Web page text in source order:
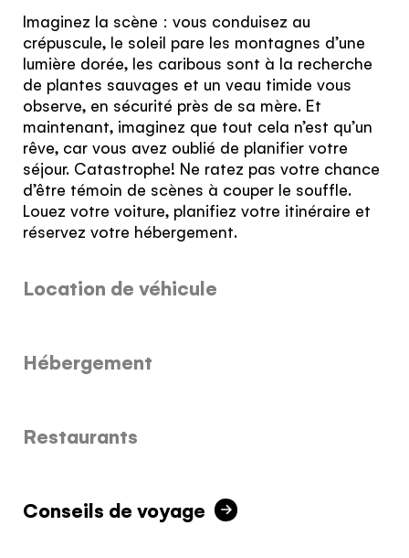
Le quiz du
Yukon
vous faut pour rendre votre voyage des plus
plaisants!
Imaginez la scène : vous conduisez au
crépuscule, le soleil pare les montagnes d’une
lumière dorée, les caribous sont à la recherche
de plantes sauvages et un veau timide vous
observe, en sécurité près de sa mère. Et
maintenant, imaginez que tout cela n’est qu’un
rêve, car vous avez oublié de planifier votre
séjour. Catastrophe! Ne ratez pas votre chance
d’être témoin de scènes à couper le souffle.
Louez votre voiture, planifiez votre itinéraire et
réservez votre hébergement.
Location de véhicule
Hébergement
Restaurants
Conseils de voyage